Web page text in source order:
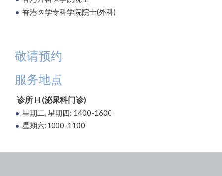
香港医学专科学院院士(外科)
敬请预约
服务地点
诊所 H (泌尿科门诊)
星期二, 星期四: 1400-1600
星期六:1000-1100